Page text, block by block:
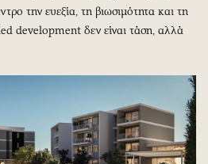
την ευεξία, τη βιωσιμότητα και τη
development δεν είναι τάση, αλλά